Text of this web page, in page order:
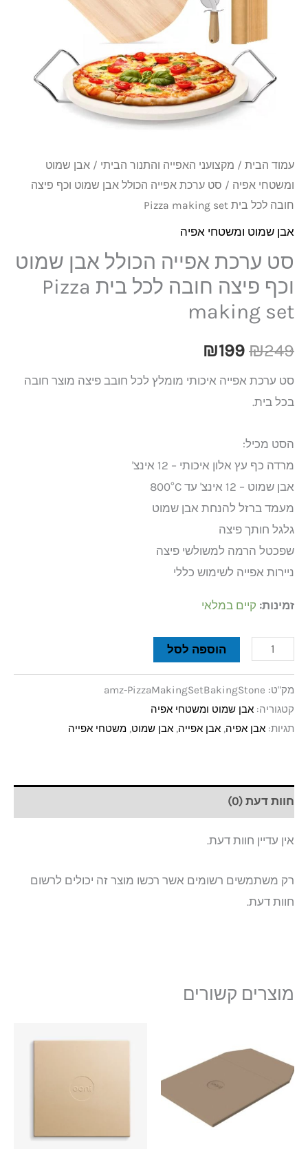
עמוד הבית / מקצועני האפייה והתנור הביתי / אבן שמוט
ומשטחי אפיה / סט ערכת אפייה הכולל אבן שמוט וכף פיצה
חובה לכל בית Pizza making set
אבן שמוט ומשטחי אפיה
סט ערכת אפייה הכולל אבן שמוט
וכף פיצה חובה לכל בית Pizza
making set
₪249
₪249.
₪199
₪199.
סט ערכת אפייה איכותי מומלץ לכל חובב פיצה מוצר חובה
בכל בית.
הסט מכיל:
מרדה כף עץ אלון איכותי – 12 אינצ'
אבן שמוט – 12 אינצ' עד 800°C
מעמד ברזל להנחת אבן שמוט
גלגל חותך פיצה
שפכטל הרמה למשולשי פיצה
ניירות אפייה לשימוש כללי
זמינות: קיים במלאי
בית
Pizza
making
הוספה לסל
מק"ט: amz-PizzaMakingSetBakingStone
קטגוריה: אבן שמוט ומשטחי אפיה
תגיות: אבן אפיה, אבן אפייה, אבן שמוט, משטחי אפייה
חוות דעת (0)
אין עדיין חוות דעת.
רק משתמשים רשומים אשר רכשו מוצר זה יכולים לרשום
חוות דעת.
מוצרים קשורים